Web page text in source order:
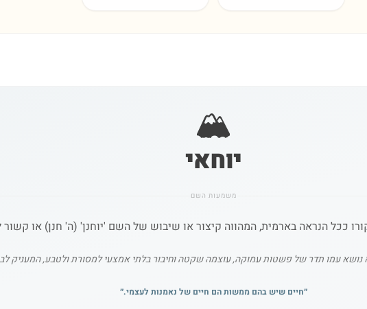
🏔️
יוחאי
משמעות השם
ככל הנראה בארמית, המהווה קיצור או שיבוש של השם 'יוחנן' (ה' חנן) או
עמו תדר של פשטות עמוקה, עוצמה שקטה וחיבור בלתי אמצעי למסורת ולטבע, המעניק
״חיים שיש בהם ממשות הם חיים של נאמנות לעצמי.״